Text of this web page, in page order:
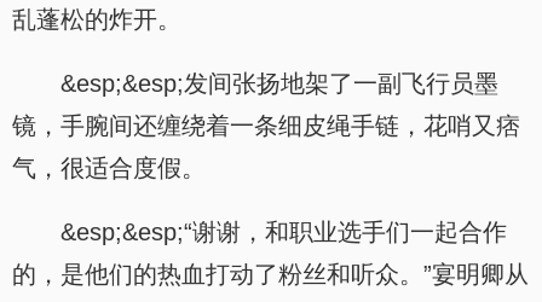
乱蓬松的炸开。
&esp;&esp;发间张扬地架了一副飞行员墨
镜，手腕间还缠绕着一条细皮绳手链，花哨又痞
气，很适合度假。
&esp;&esp;“谢谢，和职业选手们一起合作
的，是他们的热血打动了粉丝和听众。”宴明卿从